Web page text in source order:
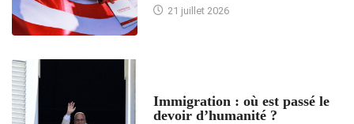
21 juillet 2026
Immigration : où est passé le
devoir d’humanité ?